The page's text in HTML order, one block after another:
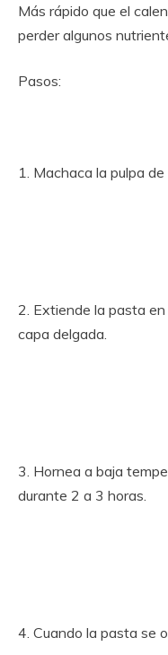
Más rápido que el
perder algunos
Pasos:
1. Machaca la pulpa
2. Extiende la pasta
capa delgada.
3. Hornea a baja
durante 2 a 3 horas.
4. Cuando la pasta se